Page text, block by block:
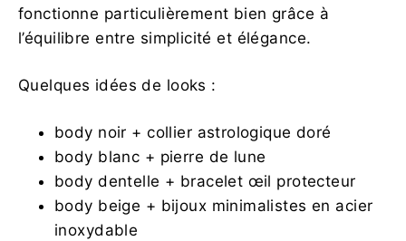
fonctionne particulièrement bien grâce à
l’équilibre entre simplicité et élégance.
Quelques idées de looks :
body noir + collier astrologique doré
body blanc + pierre de lune
body dentelle + bracelet œil protecteur
body beige + bijoux minimalistes en acier
inoxydable